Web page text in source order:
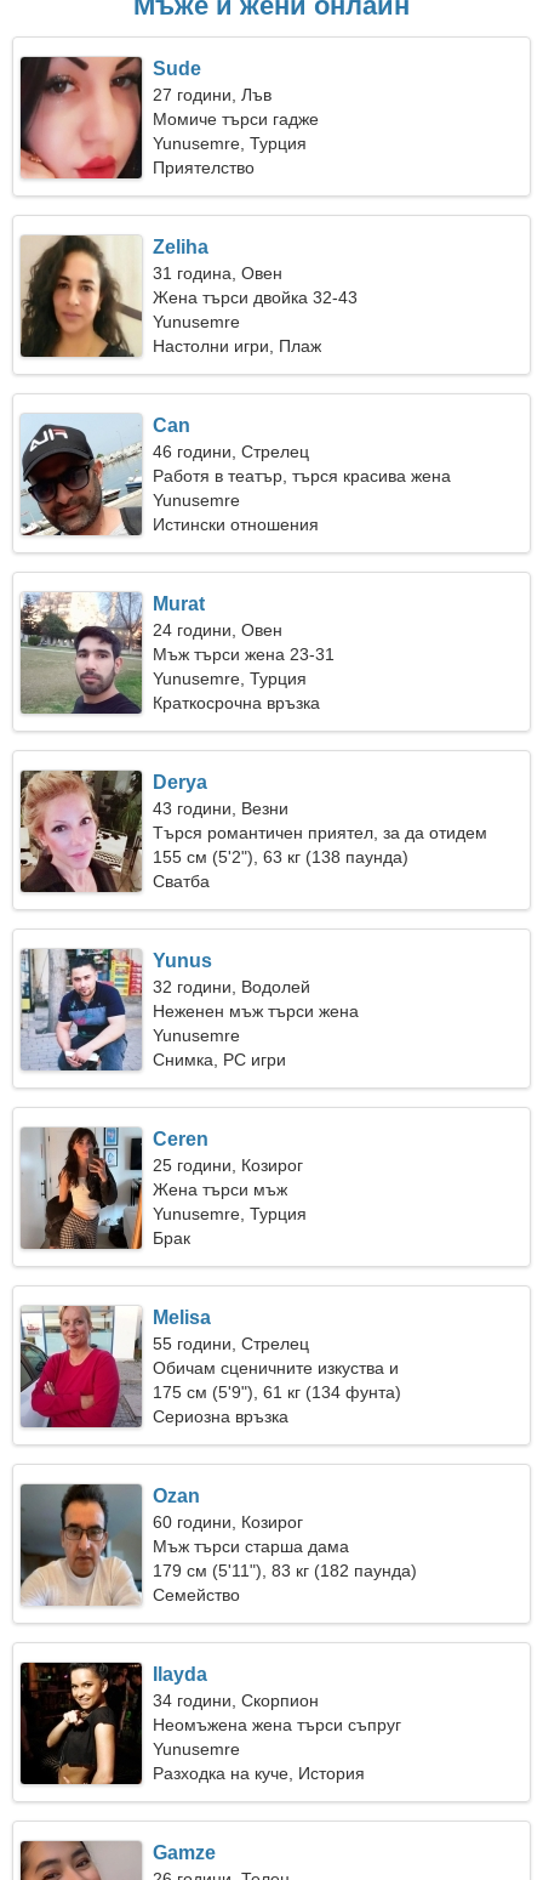
Sude
27 години, Лъв
Момиче търси гадже
Yunusemre, Турция
Приятелство
Zeliha
31 година, Овен
Жена търси двойка 32-43
Yunusemre
Настолни игри, Плаж
Can
46 години, Стрелец
Работя в театър, търся красива жена
Yunusemre
Истински отношения
Murat
24 години, Овен
Мъж търси жена 23-31
Yunusemre, Турция
Краткосрочна връзка
Derya
43 години, Везни
Търся романтичен приятел, за да отидем
заедно
155 см (5'2"), 63 кг (138 паунда)
Сватба
Yunus
32 години, Водолей
Неженен мъж търси жена
Yunusemre
Снимка, PC игри
Ceren
25 години, Козирог
Жена търси мъж
Yunusemre, Турция
Брак
Melisa
55 години, Стрелец
Обичам сценичните изкуства и
къмпингуването
175 см (5'9"), 61 кг (134 фунта)
Сериозна връзка
Ozan
60 години, Козирог
Мъж търси старша дама
179 см (5'11"), 83 кг (182 паунда)
Семейство
Ilayda
34 години, Скорпион
Неомъжена жена търси съпруг
Yunusemre
Разходка на куче, История
Gamze